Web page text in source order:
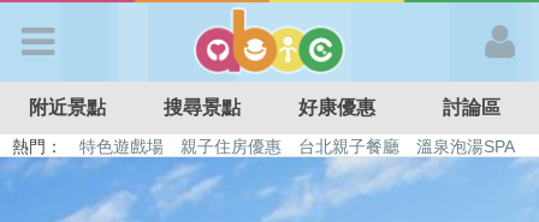
APP登入
首 頁
附近景點 搜尋景點 好康優惠 討論區
熱門： 特色遊戲場 親子住房優惠 台北親子餐廳
溫泉泡湯SPA
溜滑梯民宿
觀光工廠 日本親子景點